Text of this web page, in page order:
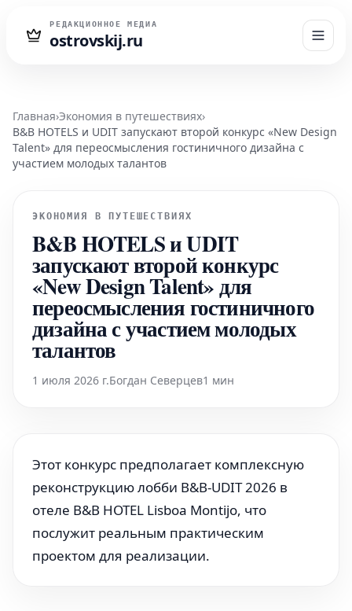
РЕДАКЦИОННОЕ МЕДИА
ostrovskij.ru
Главная›Экономия в путешествиях›
B&B HOTELS и UDIT запускают второй конкурс «New Design
Talent» для переосмысления гостиничного дизайна с
участием молодых талантов
ЭКОНОМИЯ В ПУТЕШЕСТВИЯХ
B&B HOTELS и UDIT
запускают второй конкурс
«New Design Talent» для
переосмысления гостиничного
дизайна с участием молодых
талантов
1 июля 2026 г.Богдан Северцев1 мин
Этот конкурс предполагает комплексную
реконструкцию лобби B&B-UDIT 2026 в
отеле B&B HOTEL Lisboa Montijo, что
послужит реальным практическим
проектом для реализации.